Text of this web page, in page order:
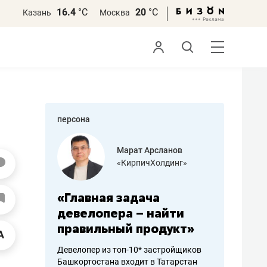
Казань 16.4 °С Москва 20 °С
персона
Марат Арсланов
«КирпичХолдинг»
«Главная задача
девелопера – найти
правильный продукт»
Девелопер из топ-10* застройщиков
Башкортостана входит в Татарстан